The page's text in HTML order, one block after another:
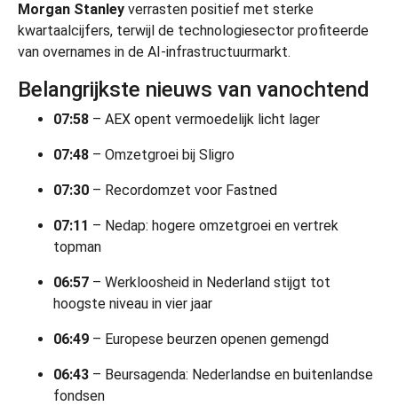
Morgan Stanley verrasten positief met sterke
kwartaalcijfers, terwijl de technologiesector profiteerde
van overnames in de AI-infrastructuurmarkt.
Belangrijkste nieuws van vanochtend
07:58 – AEX opent vermoedelijk licht lager
07:48 – Omzetgroei bij Sligro
07:30 – Recordomzet voor Fastned
07:11 – Nedap: hogere omzetgroei en vertrek
topman
06:57 – Werkloosheid in Nederland stijgt tot
hoogste niveau in vier jaar
06:49 – Europese beurzen openen gemengd
06:43 – Beursagenda: Nederlandse en buitenlandse
fondsen